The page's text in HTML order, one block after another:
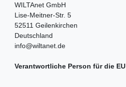
WILTAnet GmbH
Lise-Meitner-Str. 5
52511 Geilenkirchen
Deutschland
info@wiltanet.de
Verantwortliche Person für die EU